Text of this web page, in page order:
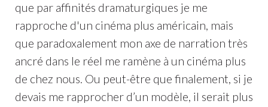
que par affinités dramaturgiques je me
rapproche d'un cinéma plus américain, mais
que paradoxalement mon axe de narration très
ancré dans le réel me ramène à un cinéma plus
de chez nous. Ou peut-être que finalement, si je
devais me rapprocher d’un modèle, il serait plus